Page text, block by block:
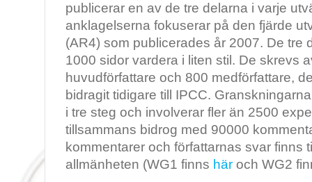
publicerar en av de tre delarna i varje
anklagelserna fokuserar på den fjärde
(AR4) som publicerades år 2007. De tre
1000 sidor vardera i liten stil. De skrevs
huvudförfattare och 800 medförfattare,
bidragit tidigare till IPCC.
i tre steg och involverar fler än 2500
tillsammans bidrog med 90000
kommentarer och författarnas svar finns
allmänheten (WG1 finns här och WG2